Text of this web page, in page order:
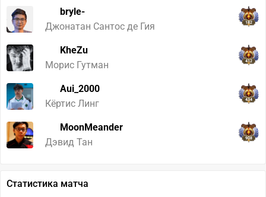
bryle-
Джонатан Сантос де Гия
182
KheZu
Морис Гутман
412
Aui_2000
Кёртис Линг
434
MoonMeander
Дэвид Тан
908
Статистика матча